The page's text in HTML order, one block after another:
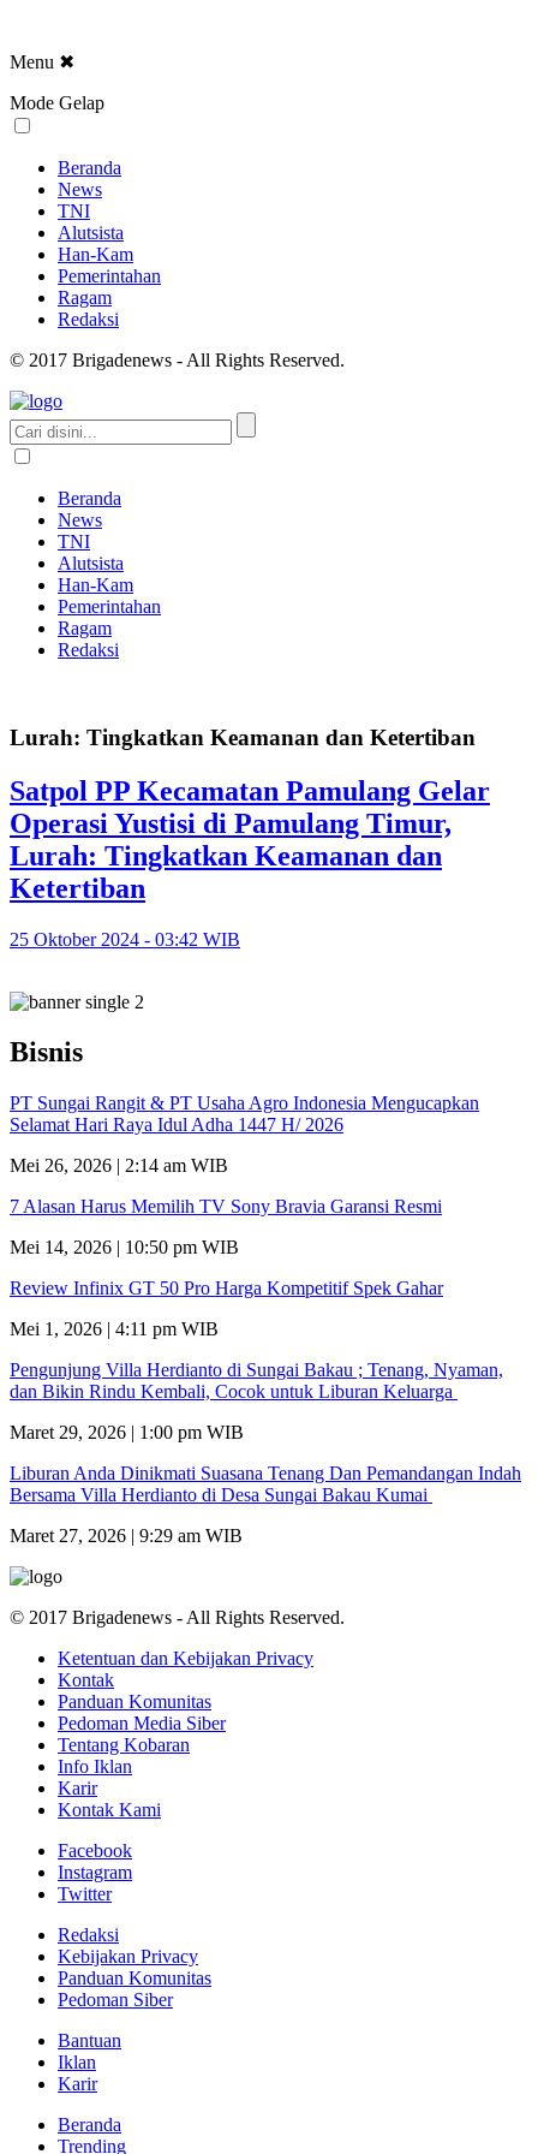
Menu ✖
Mode Gelap
Beranda
News
TNI
Alutsista
Han-Kam
Pemerintahan
Ragam
Redaksi
© 2017 Brigadenews - All Rights Reserved.
Beranda
News
TNI
Alutsista
Han-Kam
Pemerintahan
Ragam
Redaksi
Lurah: Tingkatkan Keamanan dan Ketertiban
Satpol PP Kecamatan Pamulang Gelar
Operasi Yustisi di Pamulang Timur,
Lurah: Tingkatkan Keamanan dan
Ketertiban
25 Oktober 2024 - 03:42 WIB
Bisnis
PT Sungai Rangit & PT Usaha Agro Indonesia Mengucapkan
Selamat Hari Raya Idul Adha 1447 H/ 2026
Mei 26, 2026 | 2:14 am WIB
7 Alasan Harus Memilih TV Sony Bravia Garansi Resmi
Mei 14, 2026 | 10:50 pm WIB
Review Infinix GT 50 Pro Harga Kompetitif Spek Gahar
Mei 1, 2026 | 4:11 pm WIB
Pengunjung Villa Herdianto di Sungai Bakau ; Tenang, Nyaman,
dan Bikin Rindu Kembali, Cocok untuk Liburan Keluarga
Maret 29, 2026 | 1:00 pm WIB
Liburan Anda Dinikmati Suasana Tenang Dan Pemandangan Indah
Bersama Villa Herdianto di Desa Sungai Bakau Kumai
Maret 27, 2026 | 9:29 am WIB
© 2017 Brigadenews - All Rights Reserved.
Ketentuan dan Kebijakan Privacy
Kontak
Panduan Komunitas
Pedoman Media Siber
Tentang Kobaran
Info Iklan
Karir
Kontak Kami
Facebook
Instagram
Twitter
Redaksi
Kebijakan Privacy
Panduan Komunitas
Pedoman Siber
Bantuan
Iklan
Karir
Beranda
Trending